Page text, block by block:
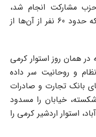
مشارکت انجام شد،
حداقل هشتاد نفر مجروح می‌شوند که حدود 60 نفر از آن‌ها از
در همان روز استوار کرمی
و روحانیت سر داده
بانک تجارت و صادرات
خیابان را مسدود
استوار اردشیر کرمی را